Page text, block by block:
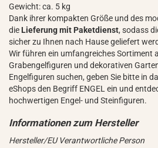
Gewicht: ca. 5 kg
Dank ihrer kompakten Größe und des
die Lieferung mit Paketdienst, sodass
sicher zu Ihnen nach Hause geliefert
Wir führen ein umfangreiches Sortiment
Grabengelfiguren und dekorativen
Engelfiguren suchen, geben Sie bitte in
eShops den Begriff ENGEL ein und
hochwertigen Engel- und Steinfiguren.
Hersteller/EU Verantwortliche Person